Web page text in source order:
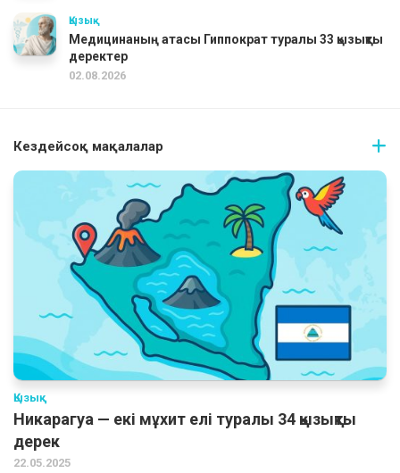
Қызық
Медицинаның атасы Гиппократ туралы 33 қызықты
деректер
02.08.2026
Кездейсоқ мақалалар
Қызық
Никарагуа — екі мұхит елі туралы 34 қызықты
дерек
22.05.2025